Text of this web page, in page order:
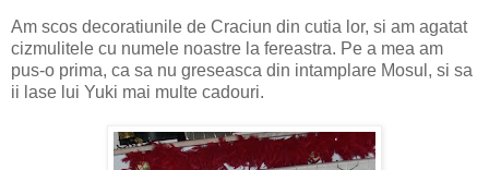
Am scos decoratiunile de Craciun din cutia lor, si am agatat
cizmulitele cu numele noastre la fereastra. Pe a mea am
pus-o prima, ca sa nu greseasca din intamplare Mosul, si sa
ii lase lui Yuki mai multe cadouri.